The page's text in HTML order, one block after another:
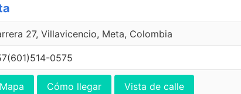
27, Villavicencio, Meta, Colombia
0575
Mapa Cómo llegar Vista de calle